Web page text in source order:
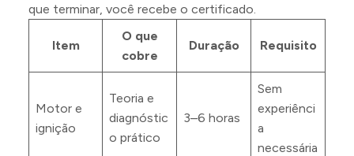
que terminar, você recebe o certificado.
Item
O que
cobre
Duração Requisito
Motor e
ignição
Teoria e
diagnóstic
o prático
3–6 horas
Sem
experiênci
a
necessária